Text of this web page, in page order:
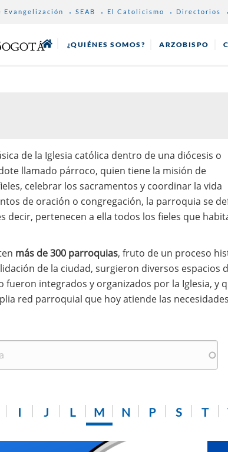
Evangelización SEAB El Catolicismo Directorios
¿QUIÉNES SOMOS? ARZOBISPO
de la Iglesia católica dentro de una diócesis o
llamado párroco, quien tiene la misión de
celebrar los sacramentos y coordinar la vida
de oración o congregación, la parroquia se
pertenecen a ella todos los fieles que
más de 300 parroquias, fruto de un proceso
de la ciudad, surgieron diversos espacios
fueron integrados y organizados por la Iglesia, y
red parroquial que hoy atiende las necesidades
I J L M N P S T